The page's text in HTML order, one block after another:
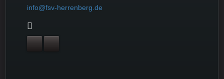
info@fsv-herrenberg.de